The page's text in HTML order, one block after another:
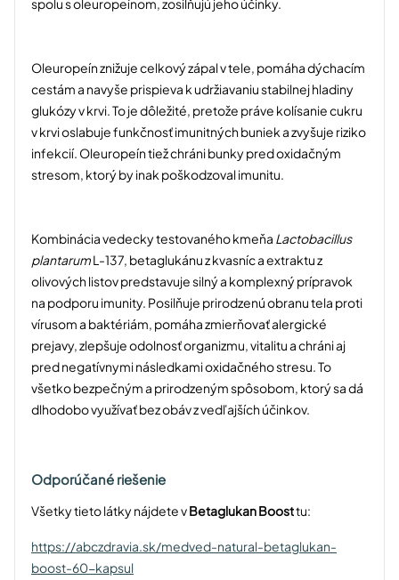
spolu s oleuropeínom, zosilňujú jeho účinky.
Oleuropeín znižuje celkový zápal v tele, pomáha dýchacím
cestám a navyše prispieva k udržiavaniu stabilnej hladiny
glukózy v krvi. To je dôležité, pretože práve kolísanie cukru
v krvi oslabuje funkčnosť imunitných buniek a zvyšuje riziko
infekcií. Oleuropeín tiež chráni bunky pred oxidačným
stresom, ktorý by inak poškodzoval imunitu.
Kombinácia vedecky testovaného kmeňa Lactobacillus
plantarumL-137, betaglukánu z kvasníc a extraktu z
olivových listov predstavuje silný a komplexný prípravok
na podporu imunity. Posilňuje prirodzenú obranu tela proti
vírusom a baktériám, pomáha zmierňovať alergické
prejavy, zlepšuje odolnosť organizmu, vitalitu a chráni aj
pred negatívnymi následkami oxidačného stresu. To
všetko bezpečným a prirodzeným spôsobom, ktorý sa dá
dlhodobo využívať bez obáv z vedľajších účinkov.
Odporúčané riešenie
Všetky tieto látky nájdete vBetaglukan Boosttu:
https://abczdravia.sk/medved-natural-betaglukan-
boost-60-kapsul